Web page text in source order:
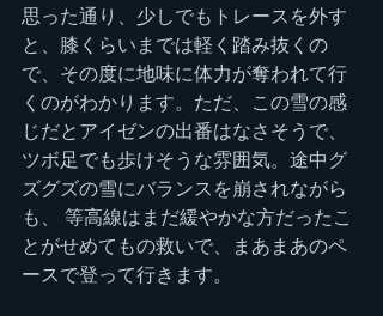
思った通り、少しでもトレースを外す
と、膝くらいまでは軽く踏み抜くの
で、その度に地味に体力が奪われて行
くのがわかります。ただ、この雪の感
じだとアイゼンの出番はなさそうで、
ツボ足でも歩けそうな雰囲気。途中グ
ズグズの雪にバランスを崩されながら
も、 等高線はまだ緩やかな方だったこ
とがせめてもの救いで、まあまあのペ
ースで登って行きます。